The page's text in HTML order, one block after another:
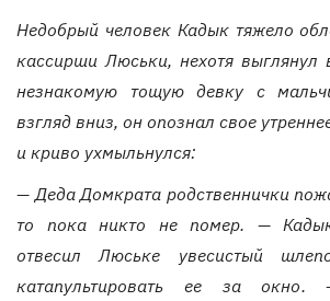
Недобрый человек Кадык тяжело
кассирши Люськи, нехотя выглянул
незнакомую тощую девку с
взгляд вниз, он опознал свое
и криво ухмыльнулся:
— Деда Домкрата родственнички
то пока никто не помер. —
отвесил Люське увесистый
катапультировать ее за